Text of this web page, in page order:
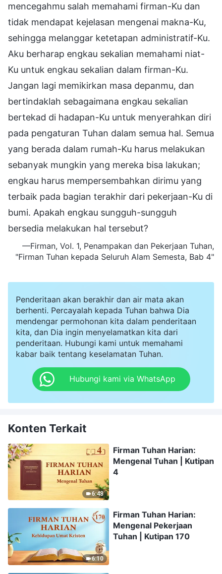
mencegahmu salah memahami firman-Ku dan
tidak mendapat kejelasan mengenai makna-Ku,
sehingga melanggar ketetapan administratif-Ku.
Aku berharap engkau sekalian memahami niat-
Ku untuk engkau sekalian dalam firman-Ku.
Jangan lagi memikirkan masa depanmu, dan
bertindaklah sebagaimana engkau sekalian
bertekad di hadapan-Ku untuk menyerahkan diri
pada pengaturan Tuhan dalam semua hal. Semua
yang berada dalam rumah-Ku harus melakukan
sebanyak mungkin yang mereka bisa lakukan;
engkau harus mempersembahkan dirimu yang
terbaik pada bagian terakhir dari pekerjaan-Ku di
bumi. Apakah engkau sungguh-sungguh
bersedia melakukan hal tersebut?
—Firman, Vol. 1, Penampakan dan Pekerjaan Tuhan,
"Firman Tuhan kepada Seluruh Alam Semesta, Bab 4"
Penderitaan akan berakhir dan air mata akan
berhenti. Percayalah kepada Tuhan bahwa Dia
mendengar permohonan kita dalam penderitaan
kita, dan Dia ingin menyelamatkan kita dari
penderitaan. Hubungi kami untuk memahami
kabar baik tentang keselamatan Tuhan.
Hubungi kami via WhatsApp
Konten Terkait
6:48
Firman Tuhan Harian:
Mengenal Tuhan | Kutipan
4
6:10
Firman Tuhan Harian:
Mengenal Pekerjaan
Tuhan | Kutipan 170